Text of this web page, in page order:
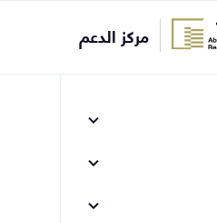
مركز الدعم